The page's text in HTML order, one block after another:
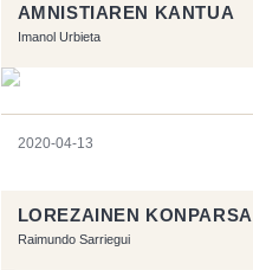
AMNISTIAREN KANTUA
Imanol Urbieta
2020-04-13
LOREZAINEN
Raimundo Sarriegui